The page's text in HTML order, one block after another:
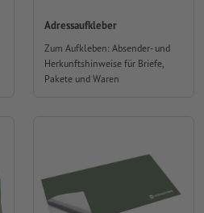
Adressaufkleber
Zum Aufkleben: Absender- und
Herkunftshinweise für Briefe,
Pakete und Waren